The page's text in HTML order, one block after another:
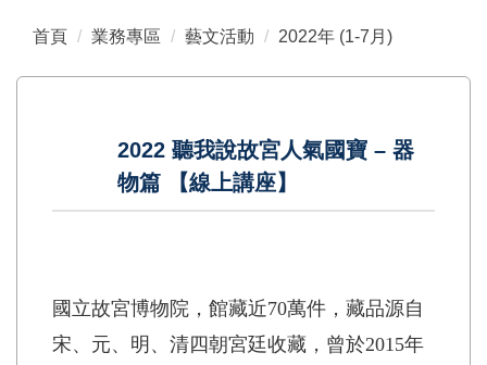
首頁 業務專區 藝文活動 2022年 (1-7月)
2022 聽我說故宮人氣國寶 – 器
物篇 【線上講座】
國立故宮博物院，館藏近70萬件，藏品源自
宋、元、明、清四朝宮廷收藏，曾於2015年